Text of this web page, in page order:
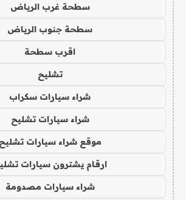
سطحة غرب الرياض
سطحة جنوب الرياض
اقرب سطحة
تشليح
شراء سيارات سكراب
شراء سيارات تشليح
موقع شراء سيارات تشليح
ارقام يشترون سيارات
شراء سيارات مصدومة